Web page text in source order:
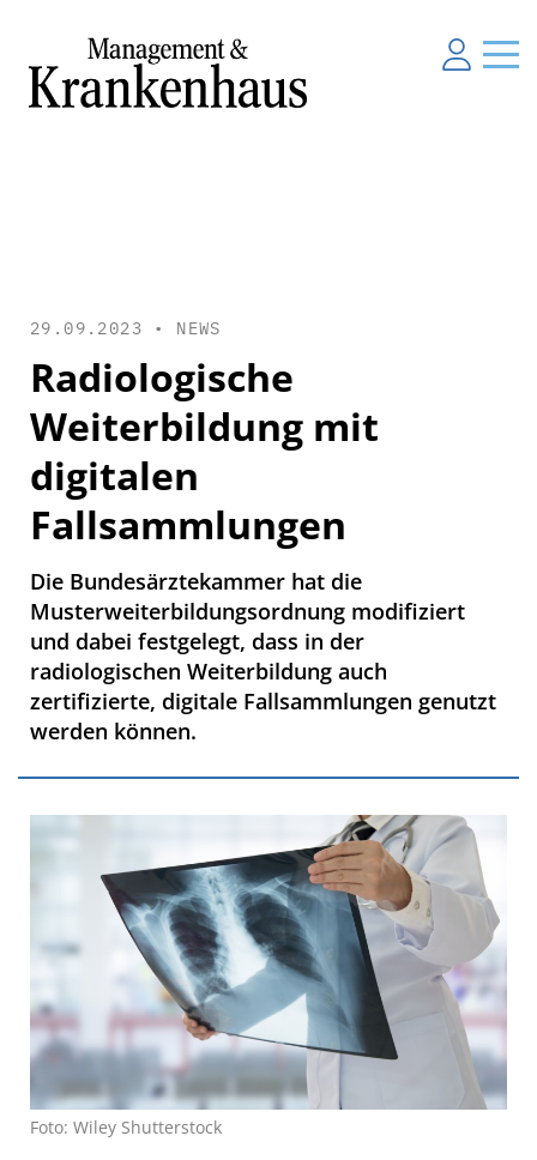
29.09.2023 • NEWS
Radiologische
Weiterbildung mit
digitalen
Fallsammlungen
Die Bundesärztekammer hat die
Musterweiterbildungsordnung modifiziert
und dabei festgelegt, dass in der
radiologischen Weiterbildung auch
zertifizierte, digitale Fallsammlungen genutzt
werden können.
Foto: Wiley Shutterstock